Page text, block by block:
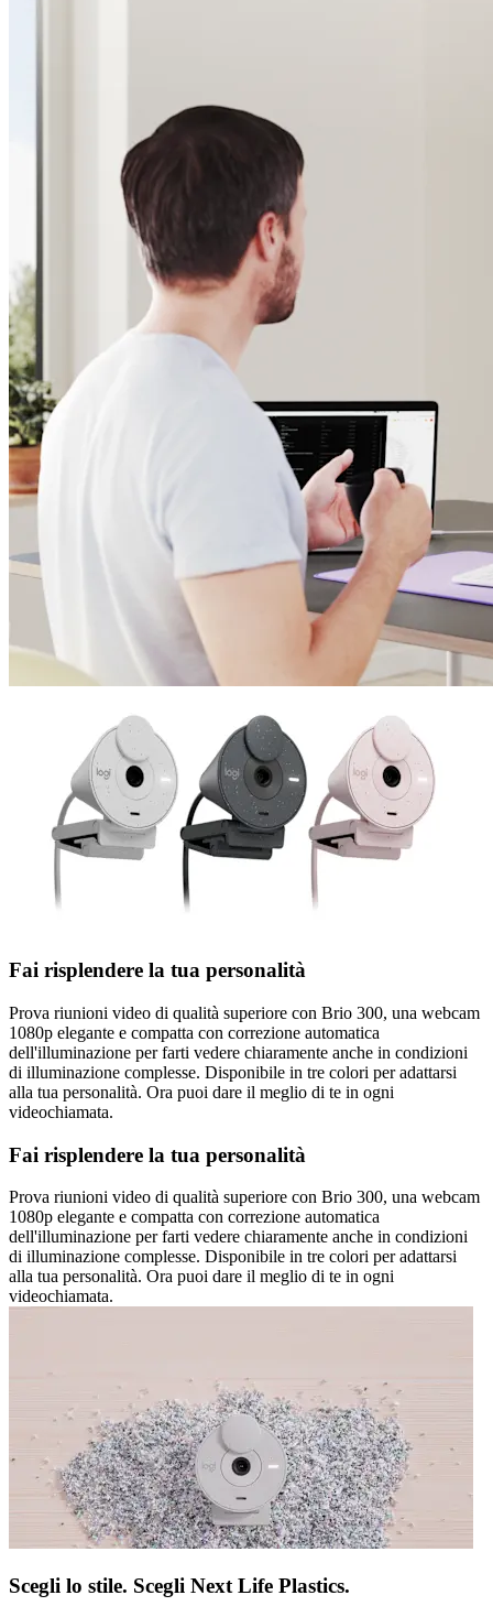
Fai risplendere la tua personalità
Prova riunioni video di qualità superiore con Brio 300, una webcam
1080p elegante e compatta con correzione automatica
dell'illuminazione per farti vedere chiaramente anche in condizioni
di illuminazione complesse. Disponibile in tre colori per adattarsi
alla tua personalità. Ora puoi dare il meglio di te in ogni
videochiamata.
Fai risplendere la tua personalità
Prova riunioni video di qualità superiore con Brio 300, una webcam
1080p elegante e compatta con correzione automatica
dell'illuminazione per farti vedere chiaramente anche in condizioni
di illuminazione complesse. Disponibile in tre colori per adattarsi
alla tua personalità. Ora puoi dare il meglio di te in ogni
videochiamata.
Scegli lo stile. Scegli Next Life Plastics.